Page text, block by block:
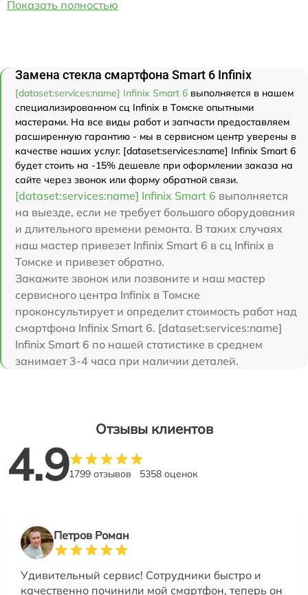
Показать полностью
Замена стекла смартфона Smart 6 Infinix
[dataset:services:name] Infinix Smart 6 выполняется в нашем
специализированном сц Infinix в Томске опытными
мастерами. На все виды работ и запчасти предоставляем
расширенную гарантию - мы в сервисном центр уверены в
качестве наших услуг. [dataset:services:name] Infinix Smart 6
будет стоить на -15% дешевле при оформлении заказа на
сайте через звонок или форму обратной связи.
[dataset:services:name] Infinix Smart 6 выполняется
на выезде, если не требует большого оборудования
и длительного времени ремонта. В таких случаях
наш мастер привезет Infinix Smart 6 в сц Infinix в
Томске и привезет обратно.
Закажите звонок или позвоните и наш мастер
сервисного центра Infinix в Томске
проконсультирует и определит стоимость работ над
смартфона Infinix Smart 6. [dataset:services:name]
Infinix Smart 6 по нашей статистике в среднем
занимает 3-4 часа при наличии деталей.
Отзывы клиентов
4.91799 отзывов 5358 оценок
Петров Роман
Удивительный сервис! Сотрудники быстро и
качественно починили мой смартфон, теперь он